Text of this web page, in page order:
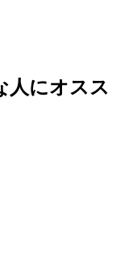
人にオスス